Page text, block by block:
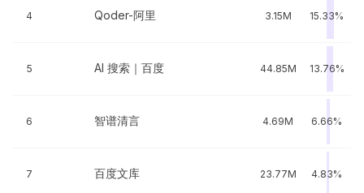
4 Qoder-阿里 3.15M 15.33%
5 AI 搜索｜百度 44.85M 13.76%
6 智谱清言 4.69M 6.66%
7 百度文库 23.77M 4.83%